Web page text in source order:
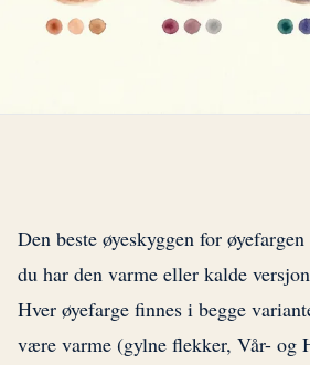
Den beste øyeskyggen for
du har den varme eller kalde
Hver øyefarge finnes i begge
være varme (gylne flekker, Vår- og